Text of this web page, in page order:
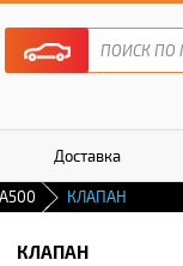
Доставка
КЛАПАН
КЛАПАН